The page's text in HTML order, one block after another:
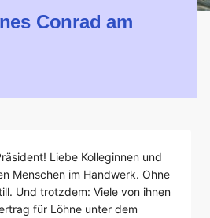
Conrad am
Liebe Kolleginnen und
Menschen im Handwerk. Ohne
Und trotzdem: Viele von ihnen
für Löhne unter dem